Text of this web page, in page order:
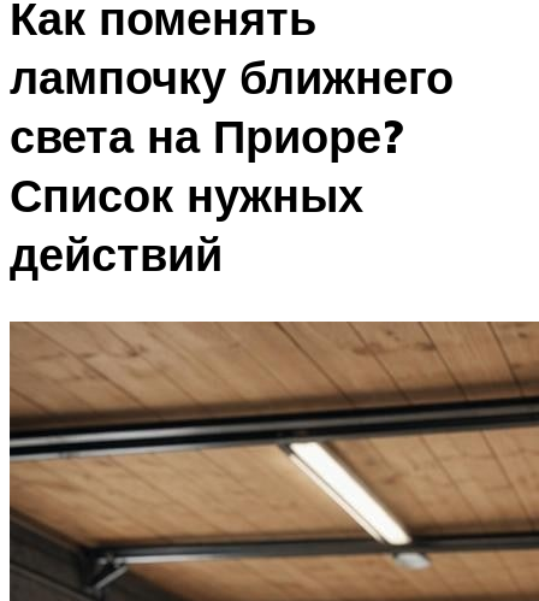
Как поменять
лампочку ближнего
света на Приоре?
Список нужных
действий